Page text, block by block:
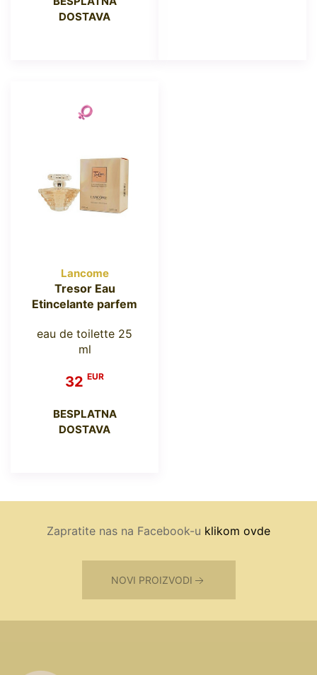
DOSTAVA
Lancome
Tresor Eau
Etincelante parfem
eau de toilette 25
ml
32 EUR
BESPLATNA
DOSTAVA
Zapratite nas na Facebook-u klikom ovde
NOVI PROIZVODI